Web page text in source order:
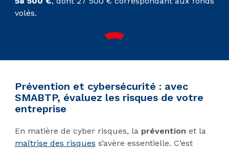
volés.
Prévention et cybersécurité : avec
SMABTP, évaluez les risques de votre
entreprise
En matière de cyber risques, la prévention et la
maîtrise des risques s’avère essentielle. C’est